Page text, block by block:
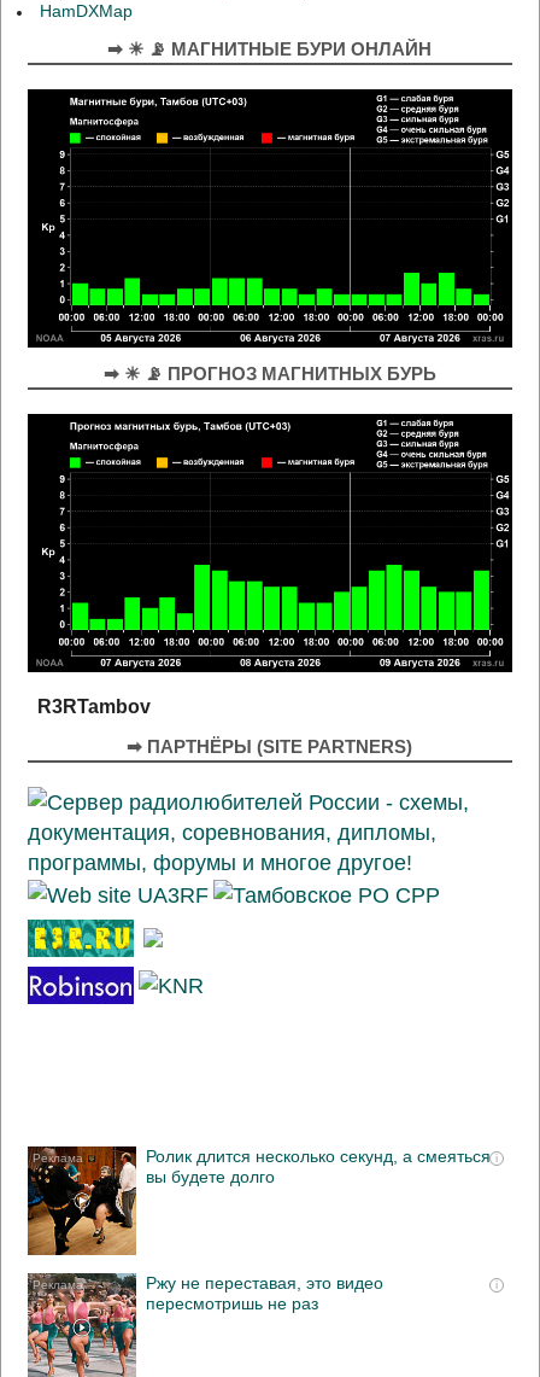
HamDXMap
➡ ☀ 📡 МАГНИТНЫЕ БУРИ ОНЛАЙН
➡ ☀ 📡 ПРОГНОЗ МАГНИТНЫХ БУРЬ
R3RTambov
➡ ПАРТНЁРЫ (SITE PARTNERS)
i
Ролик длится несколько секунд, а смеяться
вы будете долго
i
Ржу не переставая, это видео
пересмотришь не раз